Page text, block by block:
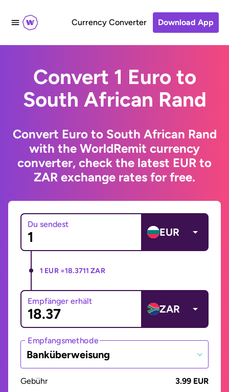
Currency Converter Download App
Convert 1 Euro to
South African Rand
Convert Euro to South African Rand
with the WorldRemit currency
converter, check the latest EUR to
ZAR exchange rates for free.
Du sendest
EUR
1 EUR =18.3711 ZAR
Empfänger erhält
ZAR
Empfangsmethode
Banküberweisung
Gebühr
3.99 EUR